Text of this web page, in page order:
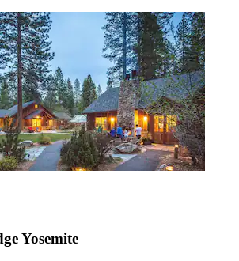
Yosemite